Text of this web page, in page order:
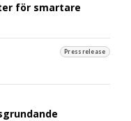
för smartare
Pressrelease